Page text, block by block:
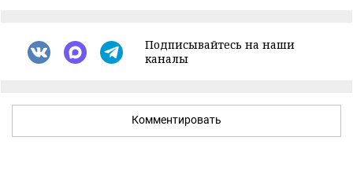
Подписывайтесь на наши
каналы
Комментировать